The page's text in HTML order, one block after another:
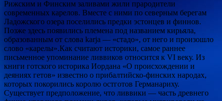
Рижским и Финским заливами жили прародители
современных карелов. Вместе с ними по северным берегам
Ладожского озера поселились предки эстонцев и финнов.
Позже здесь появились племена под названием кирьяла,
образованным от слова karja — «стадо», от него и произошло
слово «карелы».Как считают историки, самое раннее
письменное упоминание ливвиков относится к VI веку. Из
книги готского историка Иордана «О происхождении и
деяниях гетов» известно о прибалтийско-финских народах,
которых покорились королю остготов Германариху.
Существует предположение, что ливвики — часть древнего